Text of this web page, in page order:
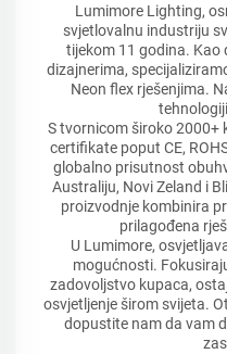
Lumimore Lighting,
svjetlovalnu industriju
tijekom 11 godina. Kao
dizajnerima,
Neon flex rješenjima.
S tvornicom široko 2000+
certifikate poput CE,
globalno prisutnost
Australiju, Novi Zeland i
proizvodnje kombinira
prilagođena
U Lumimore,
mogućnosti.
zadovoljstvo kupaca,
osvjetljenje širom svijeta.
dopustite nam da vam